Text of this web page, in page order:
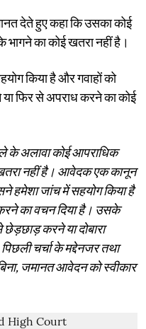
देते हुए कहा कि उसका कोई
का कोई खतरा नहीं है।
किया है और गवाहों को
फिर से अपराध करने का कोई
के अलावा कोई आपराधिक
नहीं है। आवेदक एक कानून
हमेशा जांच में सहयोग किया है
करने का वचन दिया है। उसके
छेड़छाड़ करने या दोबारा
चर्चा के मद्देनजर तथा
जमानत आवेदन को स्वीकार